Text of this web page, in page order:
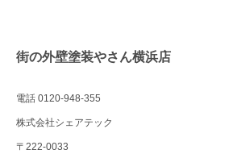
街の外壁塗装やさん横浜店
電話 0120-948-355
株式会社シェアテック
〒222-0033